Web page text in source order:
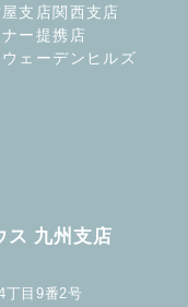
ス 九州支店
丁目9番2号
支店 関西支店
ー提携店
ウェーデンヒルズ